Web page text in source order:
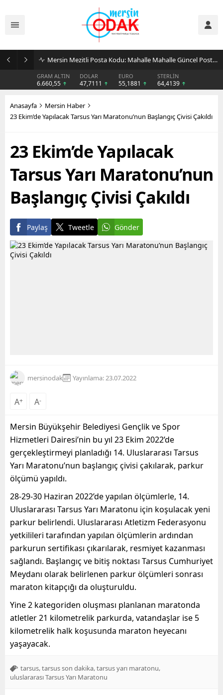
Günlük Stil İçin Erkek Sneaker Önerileri
GRAM ALTIN
6.660,55
DOLAR
47,7111
EURO
55,1881
STERLİN
64,4139
Anasayfa
Mersin Haber
23 Ekim’de Yapılacak Tarsus Yarı Maratonu’nun Başlangıç Çivisi Çakıldı
23 Ekim’de Yapılacak
Tarsus Yarı Maratonu’nun
Başlangıç Çivisi Çakıldı
Paylaş Tweetle Gönder
mersinodak Yayınlama: 23.07.2022
A+ A-
Mersin Büyükşehir Belediyesi Gençlik ve Spor
Hizmetleri Dairesi’nin bu yıl 23 Ekim 2022’de
gerçekleştirmeyi planladığı 14. Uluslararası Tarsus
Yarı Maratonu’nun başlangıç çivisi çakılarak, parkur
ölçümü yapıldı.
28-29-30 Haziran 2022’de yapılan ölçümlerle, 14.
Uluslararası Tarsus Yarı Maratonu için koşulacak yeni
parkur belirlendi. Uluslararası Atletizm Federasyonu
yetkilileri tarafından yapılan ölçümlerin ardından
parkurun sertifikası çıkarılarak, resmiyet kazanması
sağlandı. Başlangıç ve bitiş noktası Tarsus Cumhuriyet
Meydanı olarak belirlenen parkur ölçümleri sonrası
maraton kitapçığı da oluşturuldu.
Yine 2 kategoriden oluşması planlanan maratonda
atletler 21 kilometrelik parkurda, vatandaşlar ise 5
kilometrelik halk koşusunda maraton heyecanı
yaşayacak.
tarsus tarsus son dakika tarsus yarı maratonu
uluslararası Tarsus Yarı Maratonu